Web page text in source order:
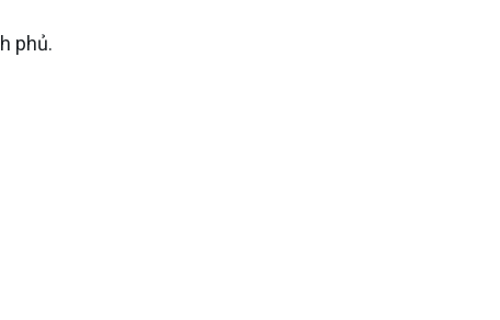
phủ.